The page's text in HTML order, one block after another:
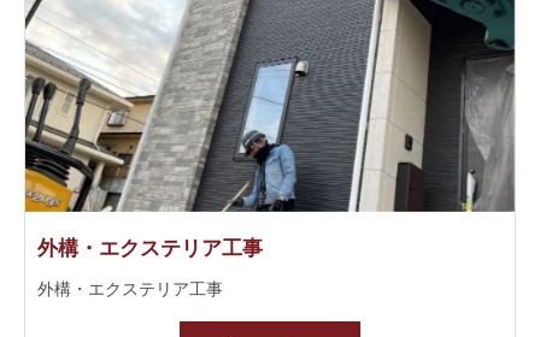
外構・エクステリア工事
外構・エクステリア工事